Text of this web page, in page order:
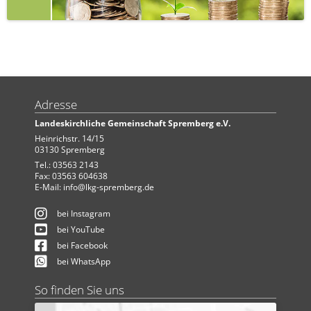
Adresse
Landeskirchliche Gemeinschaft Spremberg e.V.
Heinrichstr. 14/15
03130 Spremberg
Tel.: 03563 2143
Fax: 03563 604638
E-Mail: info@lkg-spremberg.de
bei Instagram
bei YouTube
bei Facebook
bei WhatsApp
So finden Sie uns